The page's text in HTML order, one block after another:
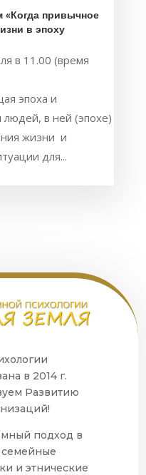
«Когда привычное
в эпоху
в 11.00 (время
эпоха и
в ней (эпохе)
жизни и
для...
в 2014 г.
Развитию
подход в
семейные
и этнические